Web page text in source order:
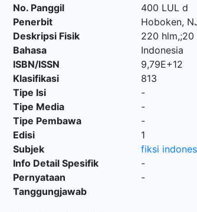
No. Panggil
400 LUL d
Penerbit
Hoboken,
Deskripsi Fisik
220 hlm,;20
Bahasa
Indonesia
ISBN/ISSN
9,79E+12
Klasifikasi
813
Tipe Isi
-
Tipe Media
-
Tipe Pembawa
-
Edisi
1
Subjek
fiksi
Info Detail Spesifik
-
Pernyataan
Tanggungjawab
-